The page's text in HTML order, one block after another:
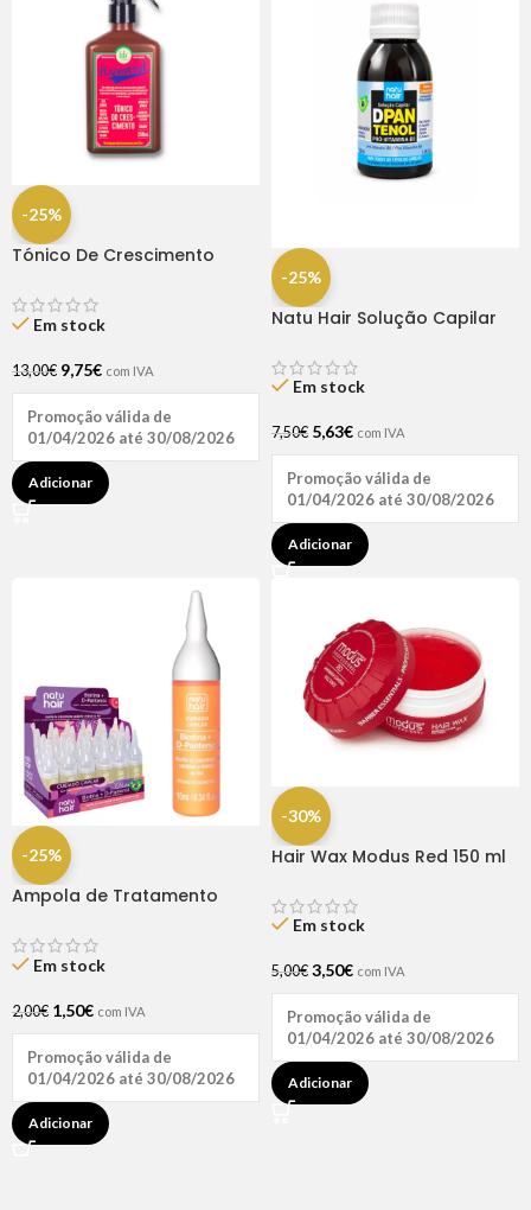
-25%
Tónico De Crescimento
Em stock
13,00€ 9,75€ com IVA
Promoção válida de
01/04/2026 até 30/08/2026
Adicionar
-25%
Natu Hair Solução Capilar
Em stock
7,50€ 5,63€ com IVA
Promoção válida de
01/04/2026 até 30/08/2026
Adicionar
-25%
Ampola de Tratamento
Hair (1 UNIDADE)
Em stock
2,00€ 1,50€ com IVA
Promoção válida de
01/04/2026 até 30/08/2026
Adicionar
-30%
Hair Wax Modus Red 150 ml
Em stock
5,00€ 3,50€ com IVA
Promoção válida de
01/04/2026 até 30/08/2026
Adicionar